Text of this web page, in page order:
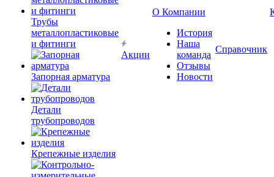
Трубы
металлопластиковые
и фитинги
Запорная арматура
Детали
трубопроводов
Крепежные изделия
Акции
О Компании
История
Наша
команда
Отзывы
Новости
Справочник